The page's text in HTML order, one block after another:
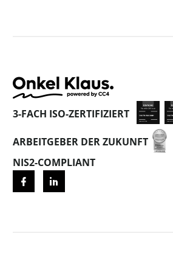
3-FACH ISO-ZERTIFIZIERT
ARBEITGEBER DER ZUKUNFT
NIS2-COMPLIANT